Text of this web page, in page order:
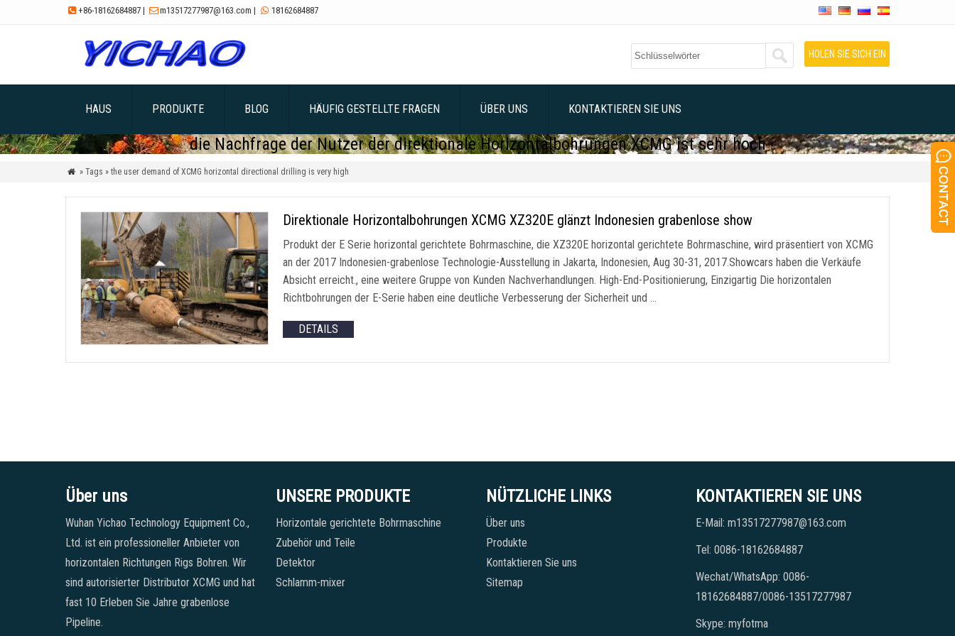
 +86-18162684887 | m13517277987@163.com |  18162684887
HOLEN SIE SICH EIN
HAUS PRODUKTE BLOG HÄUFIG GESTELLTE FRAGEN ÜBER UNS KONTAKTIEREN SIE UNS
die Nachfrage der Nutzer der direktionale Horizontalbohrungen XCMG ist sehr hoch
 » Tags » the user demand of XCMG horizontal directional drilling is very high
Direktionale Horizontalbohrungen XCMG XZ320E glänzt Indonesien grabenlose show
Produkt der E Serie horizontal gerichtete Bohrmaschine, die XZ320E horizontal gerichtete Bohrmaschine, wird präsentiert von XCMG
an der 2017 Indonesien-grabenlose Technologie-Ausstellung in Jakarta, Indonesien, Aug 30-31, 2017.Showcars haben die Verkäufe
Absicht erreicht., eine weitere Gruppe von Kunden Nachverhandlungen. High-End-Positionierung, Einzigartig Die horizontalen
Richtbohrungen der E-Serie haben eine deutliche Verbesserung der Sicherheit und …
DETAILS
Über uns
Wuhan Yichao Technology Equipment Co.,
Ltd. ist ein professioneller Anbieter von
horizontalen Richtungen Rigs Bohren. Wir
sind autorisierter Distributor XCMG und hat
fast 10 Erleben Sie Jahre grabenlose
Pipeline.
UNSERE PRODUKTE
Horizontale gerichtete Bohrmaschine
Zubehör und Teile
Detektor
Schlamm-mixer
NÜTZLICHE LINKS
Über uns
Produkte
Kontaktieren Sie uns
Sitemap
KONTAKTIEREN SIE UNS
E-Mail: m13517277987@163.com
Tel: 0086-18162684887
Wechat/WhatsApp: 0086-
18162684887/0086-13517277987
Skype: myfotma